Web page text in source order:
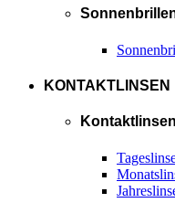
KONTAKTLINSEN